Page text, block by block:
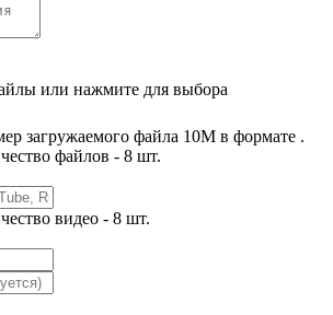
или нажмите для выбора
загружаемого файла 10M в формате .
файлов - 8 шт.
видео - 8 шт.